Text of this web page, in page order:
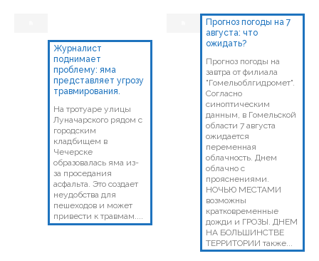
Журналист
поднимает
проблему: яма
представляет угрозу
травмирования.
На тротуаре улицы
Луначарского рядом с
городским
кладбищем в
Чечерске
образовалась яма из-
за проседания
асфальта. Это создает
неудобства для
пешеходов и может
привести к травмам....
Прогноз погоды на 7
августа: что
ожидать?
Прогноз погоды на
завтра от филиала
"Гомельоблгидромет".
Согласно
синоптическим
данным, в Гомельской
области 7 августа
ожидается
переменная
облачность. Днем
облачно с
прояснениями.
НОЧЬЮ МЕСТАМИ
возможны
кратковременные
дожди и ГРОЗЫ. ДНЕМ
НА БОЛЬШИНСТВЕ
ТЕРРИТОРИИ также...